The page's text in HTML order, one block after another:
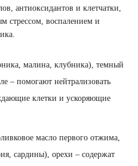
антиоксидантов и клетчатки,
стрессом, воспалением и
малина, клубника), темный
– помогают нейтрализовать
клетки и ускоряющие
масло первого отжима,
сардины), орехи – содержат